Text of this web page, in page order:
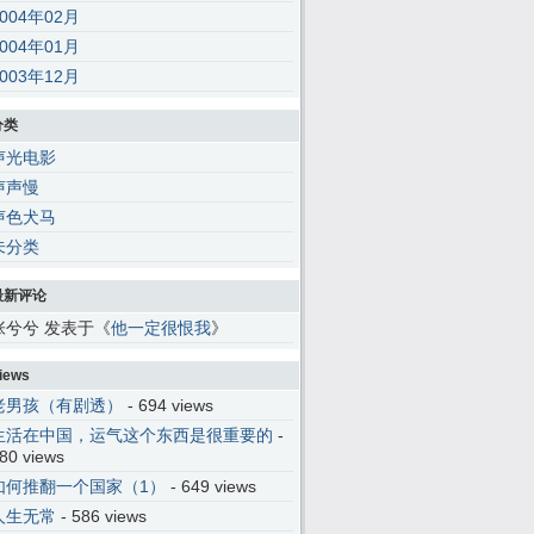
年02月
年01月
年12月
类
光电影
声慢
色犬马
分类
新评论
兮兮 发表于《他一定很恨我》
男孩（有剧透）
- 694 views
活在中国，运气这个东西是很重要的 -
views
何推翻一个国家（1）
- 649 views
生无常 - 586 views